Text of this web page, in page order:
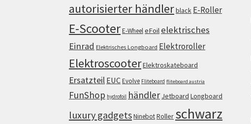
autorisierter händlerblack E-Roller
E-ScooterE-WheeleFoil elektrisches
Einrad Elektrisches Longboard Elektroroller
ElektroscooterElektroskateboard
Ersatzteil EUCEvolve Fliteboard fliteboard austria
FunShop hydrofoil händler Jetboard Longboard
luxury gadgetsNinebotRoller schwarz